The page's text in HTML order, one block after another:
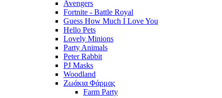
Avengers
Fortnite - Battle Royal
Guess How Much I Love You
Hello Pets
Lovely Minions
Party Animals
Peter Rabbit
PJ Masks
Woodland
Ζωάκια Φάρμας
Farm Party